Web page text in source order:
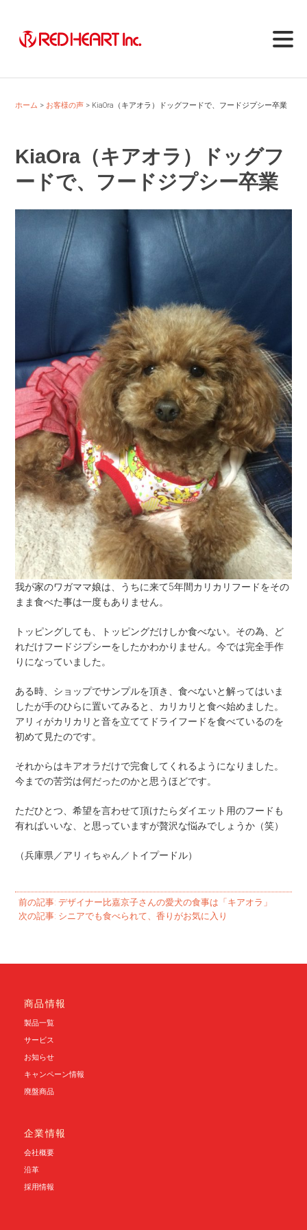
content
ホーム お客様の声 KiaOra（キアオラ）ドッグフードで、フードジプシー卒業
KiaOra（キアオラ）ドッグフ
ードで、フードジプシー卒業
我が家のワガママ娘は、うちに来て5年間カリカリフードをその
まま食べた事は一度もありません。
トッピングしても、トッピングだけしか食べない。その為、ど
れだけフードジプシーをしたかわかりません。今では完全手作
りになっていました。
ある時、ショップでサンプルを頂き、食べないと解ってはいま
したが手のひらに置いてみると、カリカリと食べ始めました。
アリィがカリカリと音を立ててドライフードを食べているのを
初めて見たのです。
それからはキアオラだけで完食してくれるようになりました。
今までの苦労は何だったのかと思うほどです。
ただひとつ、希望を言わせて頂けたらダイエット用のフードも
有ればいいな、と思っていますが贅沢な悩みでしょうか（笑）
（兵庫県／アリィちゃん／トイプードル）
投
ゲ
ー
シ
ョ
ン
前の記事: デザイナー比嘉京子さんの愛犬の食事は「キアオラ」
次の記事: シニアでも食べられて、香りがお気に入り
商品情報
製品一覧
サービス
お知らせ
キャンペーン情報
廃盤商品
企業情報
会社概要
沿革
採用情報